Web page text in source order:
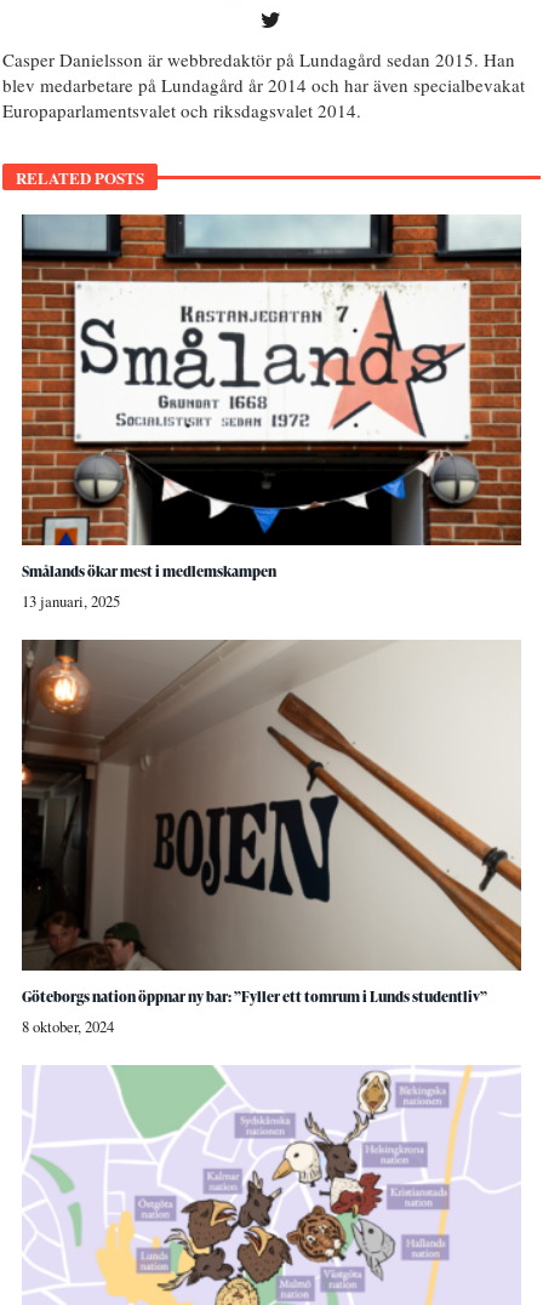
Casper Danielsson är webbredaktör på Lundagård sedan 2015. Han
blev medarbetare på Lundagård år 2014 och har även specialbevakat
Europaparlamentsvalet och riksdagsvalet 2014.
RELATED POSTS
Smålands ökar mest i medlemskampen
13 januari, 2025
Göteborgs nation öppnar ny bar: ”Fyller ett tomrum i Lunds studentliv”
8 oktober, 2024